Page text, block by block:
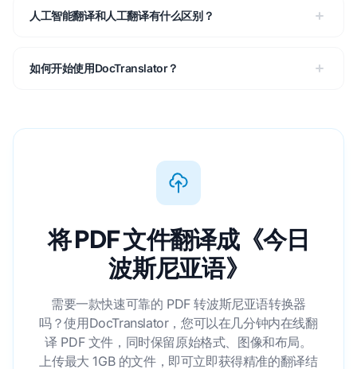
人工智能翻译和人工翻译有什么区别？
如何开始使用DocTranslator？
将 PDF 文件翻译成《今日
波斯尼亚语》
需要一款快速可靠的 PDF 转波斯尼亚语转换器
吗？使用DocTranslator，您可以在几分钟内在线翻
译 PDF 文件，同时保留原始格式、图像和布局。
上传最大 1GB 的文件，即可立即获得精准的翻译结